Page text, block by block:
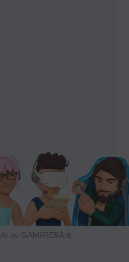
av GAMIFIERA.®